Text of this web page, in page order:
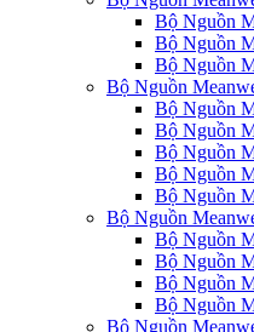
Bộ Nguồn
Bộ Nguồn
Bộ Nguồn
Bộ Nguồn
Bộ Nguồn
Bộ Nguồn
Bộ Nguồn
Bộ Nguồn
Bộ Nguồn
Bộ Nguồn
Bộ Nguồn
Bộ Nguồn
Bộ Nguồn
Bộ Nguồn
Bộ Nguồn